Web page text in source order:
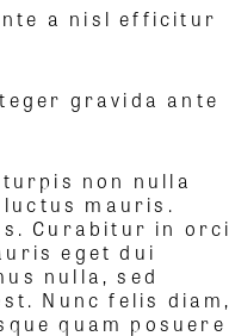
a nisl efficitur
gravida ante
non nulla
mauris.
Curabitur in orci
eget dui
nulla, sed
Nunc felis diam,
quam posuere